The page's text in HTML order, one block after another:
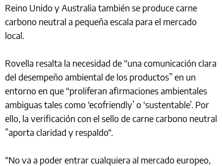
Reino Unido y Australia también se produce carne
carbono neutral a pequeña escala para el mercado
local.
Rovella resalta la necesidad de “una comunicación clara
del desempeño ambiental de los productos” en un
entorno en que “proliferan afirmaciones ambientales
ambiguas tales como ‘ecofriendly’ o ‘sustentable’. Por
ello, la verificación con el sello de carne carbono neutral
”aporta claridad y respaldo“.
“No va a poder entrar cualquiera al mercado europeo,